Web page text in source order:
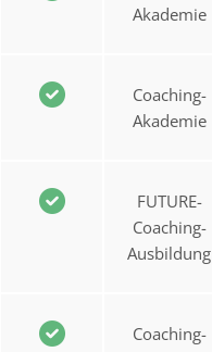
Akademie
Coaching-
Akademie
FUTURE-
Coaching-
Ausbildung
Coaching-